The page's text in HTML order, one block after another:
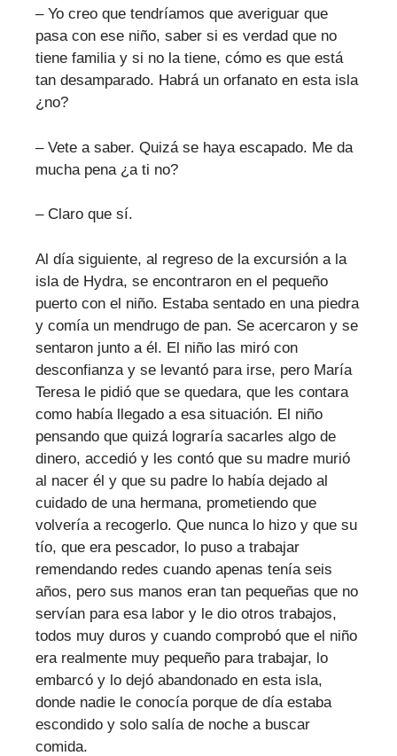
– Yo creo que tendríamos que averiguar que
pasa con ese niño, saber si es verdad que no
tiene familia y si no la tiene, cómo es que está
tan desamparado. Habrá un orfanato en esta isla
¿no?
– Vete a saber. Quizá se haya escapado. Me da
mucha pena ¿a ti no?
– Claro que sí.
Al día siguiente, al regreso de la excursión a la
isla de Hydra, se encontraron en el pequeño
puerto con el niño. Estaba sentado en una piedra
y comía un mendrugo de pan. Se acercaron y se
sentaron junto a él. El niño las miró con
desconfianza y se levantó para irse, pero María
Teresa le pidió que se quedara, que les contara
como había llegado a esa situación. El niño
pensando que quizá lograría sacarles algo de
dinero, accedió y les contó que su madre murió
al nacer él y que su padre lo había dejado al
cuidado de una hermana, prometiendo que
volvería a recogerlo. Que nunca lo hizo y que su
tío, que era pescador, lo puso a trabajar
remendando redes cuando apenas tenía seis
años, pero sus manos eran tan pequeñas que no
servían para esa labor y le dio otros trabajos,
todos muy duros y cuando comprobó que el niño
era realmente muy pequeño para trabajar, lo
embarcó y lo dejó abandonado en esta isla,
donde nadie le conocía porque de día estaba
escondido y solo salía de noche a buscar
comida.